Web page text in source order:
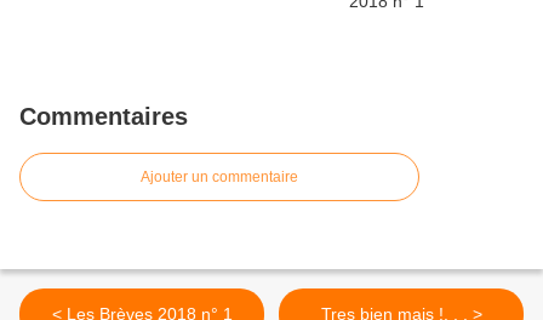
Commentaires
Ajouter un commentaire
< Les Brèves 2018 n° 1 Tres bien mais !. . . >